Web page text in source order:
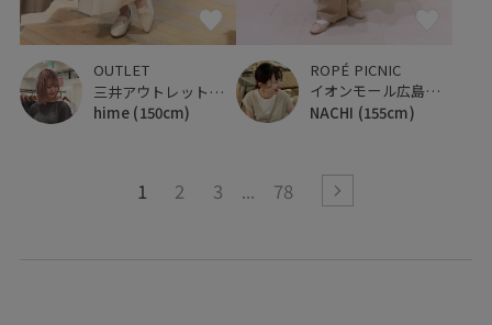
OUTLET
三井アウトレットパーク 仙台港
hime (150cm)
ROPÉ PICNIC
イオンモール広島府中
NACHI (155cm)
1 2 3 78